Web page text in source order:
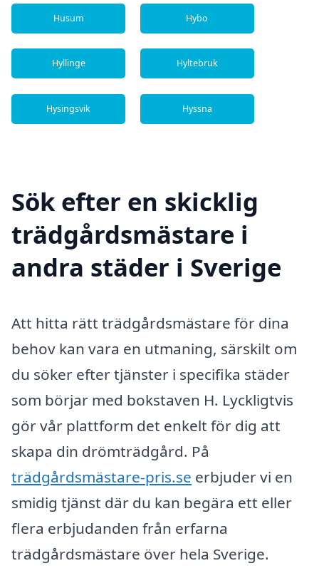
Husum Hybo
Hyllinge Hyltebruk
Hysingsvik Hyssna
Sök efter en skicklig
trädgårdsmästare i
andra städer i Sverige
Att hitta rätt trädgårdsmästare för dina
behov kan vara en utmaning, särskilt om
du söker efter tjänster i specifika städer
som börjar med bokstaven H. Lyckligtvis
gör vår plattform det enkelt för dig att
skapa din drömträdgård. På
trädgårdsmästare-pris.se erbjuder vi en
smidig tjänst där du kan begära ett eller
flera erbjudanden från erfarna
trädgårdsmästare över hela Sverige.